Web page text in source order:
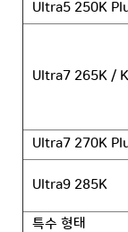
Ultra5 250K
Ultra7 265K /
Ultra7 270K
Ultra9 285K
특수 형태